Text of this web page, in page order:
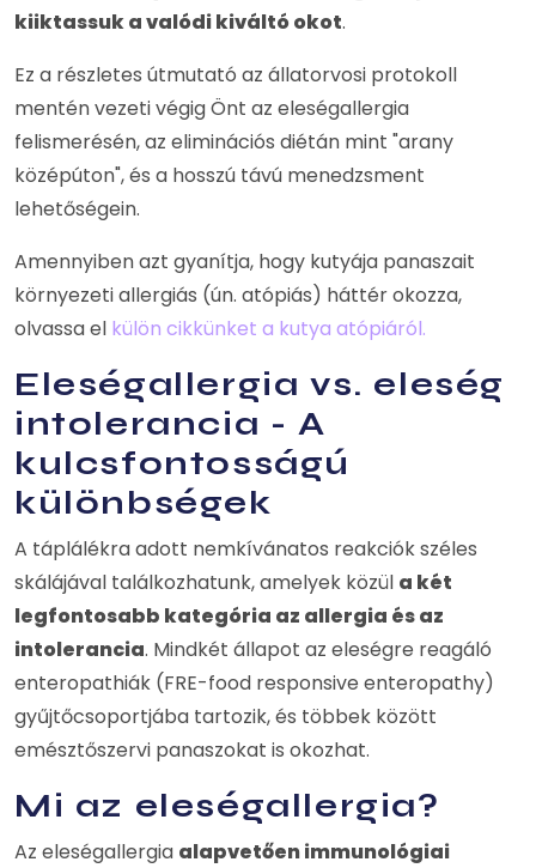
kiiktassuk a valódi kiváltó okot.
Ez a részletes útmutató az állatorvosi protokoll
mentén vezeti végig Önt az eleségallergia
felismerésén, az eliminációs diétán mint "arany
középúton", és a hosszú távú menedzsment
lehetőségein.
Amennyiben azt gyanítja, hogy kutyája panaszait
környezeti allergiás (ún. atópiás) háttér okozza,
olvassa el külön cikkünket a kutya atópiáról.
Eleségallergia vs. eleség
intolerancia - A
kulcsfontosságú
különbségek
A táplálékra adott nemkívánatos reakciók széles
skálájával találkozhatunk, amelyek közül a két
legfontosabb kategória az allergia és az
intolerancia. Mindkét állapot az eleségre reagáló
enteropathiák (FRE-food responsive enteropathy)
gyűjtőcsoportjába tartozik, és többek között
emésztőszervi panaszokat is okozhat.
Mi az eleségallergia?
Az eleségallergia alapvetően immunológiai